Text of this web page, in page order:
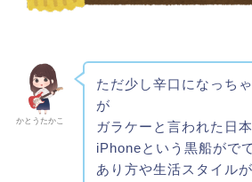
かとうたかこ
ただ少し辛口になっち
が
ガラケーと言われた日
iPhoneという黒船がで
あり方や生活スタイル